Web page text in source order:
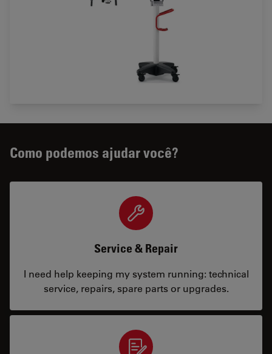
Como podemos ajudar você?
Service & Repair
I need help keeping my system running: technical
service, repairs, spare parts or upgrades.